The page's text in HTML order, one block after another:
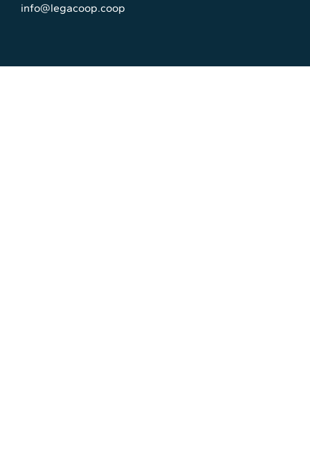
info@legacoop.coop